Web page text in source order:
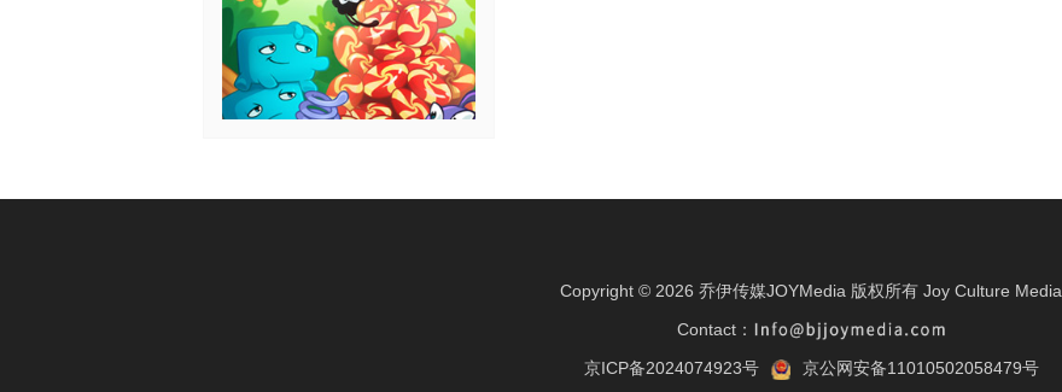
Copyright © 2026 乔伊传媒JOYMedia 版权所有 Joy Culture Media
Contact：
京ICP备2024074923号
京公网安备11010502058479号